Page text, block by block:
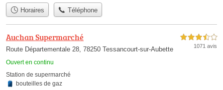
Horaires Téléphone
Auchan Supermarché
Route Départementale 28, 78250 Tessancourt-sur-Aubette
Ouvert en continu
3,5 étoiles sur 5
1071 avis
Station de supermarché
bouteilles de gaz